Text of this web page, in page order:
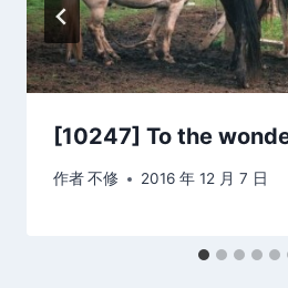
[10247] To the
作者不修 2016 年 12 月 7 日